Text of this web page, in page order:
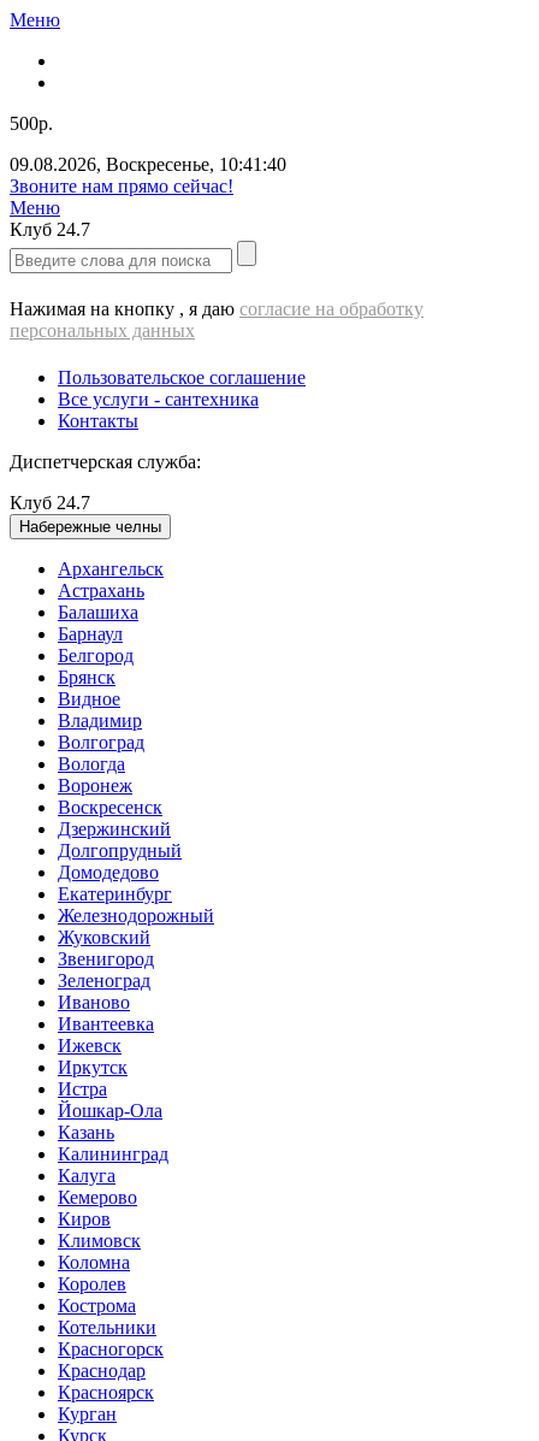
Меню
500р.
09.08.2026, Воскресенье, 10:41:40
Звоните нам прямо сейчас!
Меню
Клуб 24.7
Нажимая на кнопку , я даю согласие на обработку
персональных данных
Пользовательское соглашение
Все услуги - cантехника
Контакты
Диспетчерская служба:
Клуб 24.7
Набережные челны
Архангельск
Астрахань
Балашиха
Барнаул
Белгород
Брянск
Видное
Владимир
Волгоград
Вологда
Воронеж
Воскресенск
Дзержинский
Долгопрудный
Домодедово
Екатеринбург
Железнодорожный
Жуковский
Звенигород
Зеленоград
Иваново
Ивантеевка
Ижевск
Иркутск
Истра
Йошкар-Ола
Казань
Калининград
Калуга
Кемерово
Киров
Климовск
Коломна
Королев
Кострома
Котельники
Красногорск
Краснодар
Красноярск
Курган
Курск